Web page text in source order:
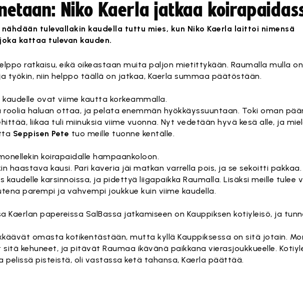
Niko Kaerla jatkaa
tulevallakin kaudella tuttu mies, kun Niko Kaerla laittoi nimensä
kattaa tulevan kauden.
ratkaisu, eikä oikeastaan muita paljon mietittykään. Raumalla mulla
työkin, niin helppo täällä on jatkaa, Kaerla summaa päätöstään.
ovat viime kautta korkeammalla.
haluan ottaa, ja pelata enemmän hyökkäyssuuntaan. Toki oman
liikaa tuli miinuksia viime vuonna. Nyt vedetään hyvä kesä alle, ja
Seppisen Pete tuo meille tuonne kentälle.
koirapaidalle hampaankoloon.
haastava kausi. Pari kaveria jäi matkan varrella pois, ja se sekoitti
kaudelle karsinnoissa, ja pidettyä liigapaikka Raumalla. Lisäksi meille tulee
parempi ja vahvempi joukkue kuin viime kaudella.
Kaerlan papereissa SalBassa jatkamiseen on Kauppiksen kotiyleisö, ja
omasta kotikentästään, mutta kyllä Kauppiksessa on sitä jotain.
kehuneet, ja pitävät Raumaa ikävänä paikkana vierasjoukkueelle.
pelissä pisteistä, oli vastassa ketä tahansa, Kaerla päättää.